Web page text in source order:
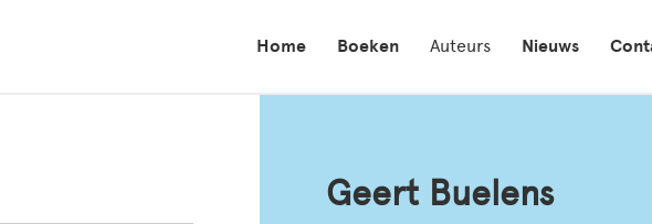
Home Boeken Auteurs Nieuws
Geert Buelens